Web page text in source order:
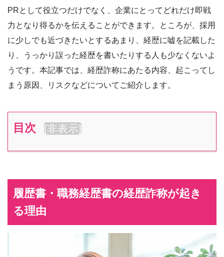
PRとして役立つだけでなく、企業にとってどれだけ即戦
力となり得るかを伝えることができます。ところが、採用
に少しでも近づきたいとするあまり、経歴に嘘を記載した
り、うっかり誤った経歴を書いたりする人も少なくないよ
うです。本記事では、経歴詐称にあたる内容、起こってし
まう原因、リスクなどについてご紹介します。
目次 [非表示]
履歴書・職務経歴書の経歴詐称が起き
る理由